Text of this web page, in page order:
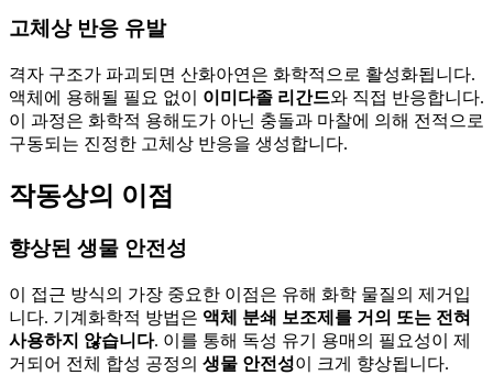
고체상 반응 유발
격자 구조가 파괴되면 산화아연은 화학적으로 활성화됩니다.
액체에 용해될 필요 없이 이미다졸 리간드와 직접 반응합니다.
이 과정은 화학적 용해도가 아닌 충돌과 마찰에 의해 전적으로
구동되는 진정한 고체상 반응을 생성합니다.
작동상의 이점
향상된 생물 안전성
이 접근 방식의 가장 중요한 이점은 유해 화학 물질의 제거입
니다. 기계화학적 방법은 액체 분쇄 보조제를 거의 또는 전혀
사용하지 않습니다. 이를 통해 독성 유기 용매의 필요성이 제
거되어 전체 합성 공정의 생물 안전성이 크게 향상됩니다.